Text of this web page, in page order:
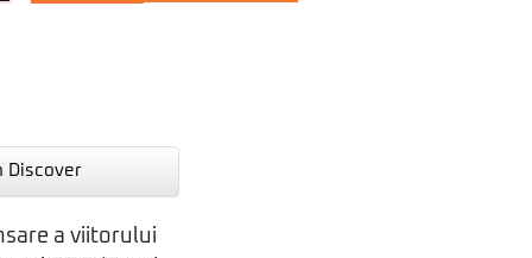
Discover
a viitorului